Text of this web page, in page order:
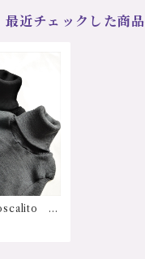
最近チェックした商品
3
ンポー
ー 天然